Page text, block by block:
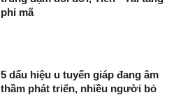
phi mã
5 dấu hiệu u tuyến giáp đang âm
thầm phát triển, nhiều người bỏ